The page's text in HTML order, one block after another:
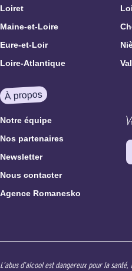
Loiret
Maine-et-Loire
Eure-et-Loir
Loire-Atlantique
À propos
Notre équipe
Nos partenaires
Newsletter
Nous contacter
Agence Romanesko
L’abus d’alcool est dangereux pour la